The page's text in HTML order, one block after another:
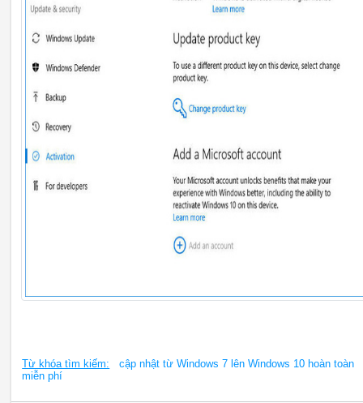
Từ khóa tìm kiếm: cập nhật từ Windows 7 lên Windows 10 hoàn toàn
miễn phí